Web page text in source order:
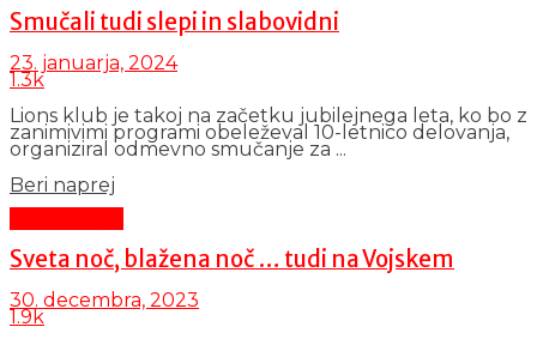
Smučali tudi slepi in slabovidni
23. januarja, 2024
1.3k
Lions klub je takoj na začetku jubilejnega leta, ko bo z
zanimivimi programi obeleževal 10-letnico delovanja,
organiziral odmevno smučanje za ...
Beri naprej
Sveta noč, blažena noč … tudi na Vojskem
30. decembra, 2023
1.9k